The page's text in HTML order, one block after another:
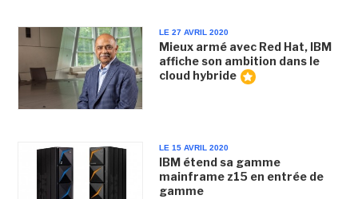
LE 27 AVRIL 2020
Mieux armé avec Red Hat, IBM
affiche son ambition dans le
cloud hybride
LE 15 AVRIL 2020
IBM étend sa gamme
mainframe z15 en entrée de
gamme